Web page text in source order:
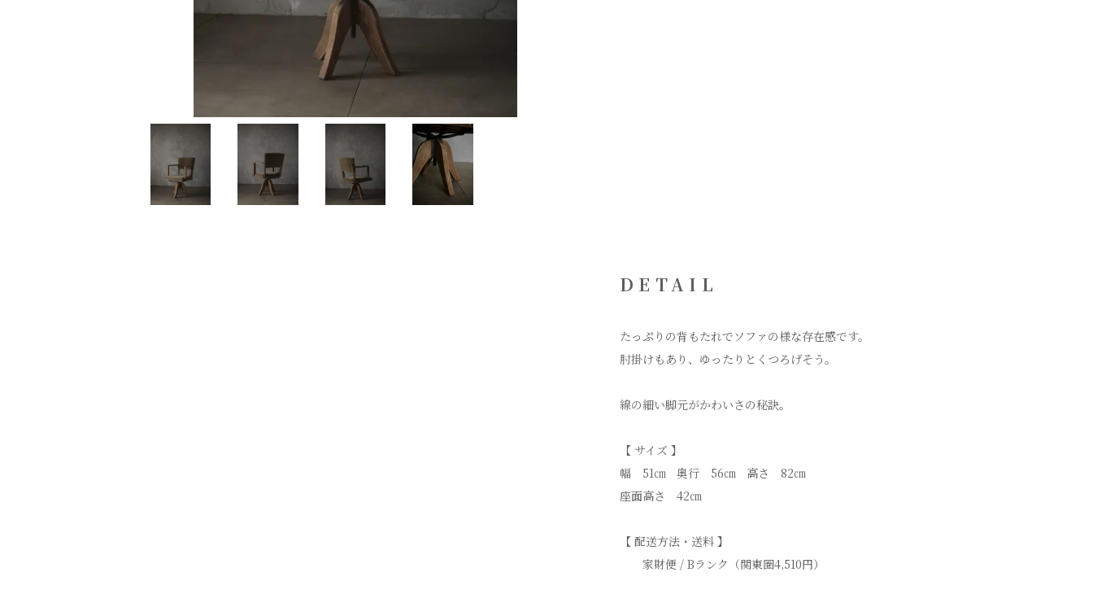
DETAIL
たっぷりの背もたれでソファの様な存在感です。
肘掛けもあり、ゆったりとくつろげそう。
線の細い脚元がかわいさの秘訣。
【 サイズ 】
幅 51㎝ 奥行 56㎝ 高さ 82㎝
座面高さ 42㎝
【 配送方法・送料 】
家財便 / Bランク（関東圏4,510円）